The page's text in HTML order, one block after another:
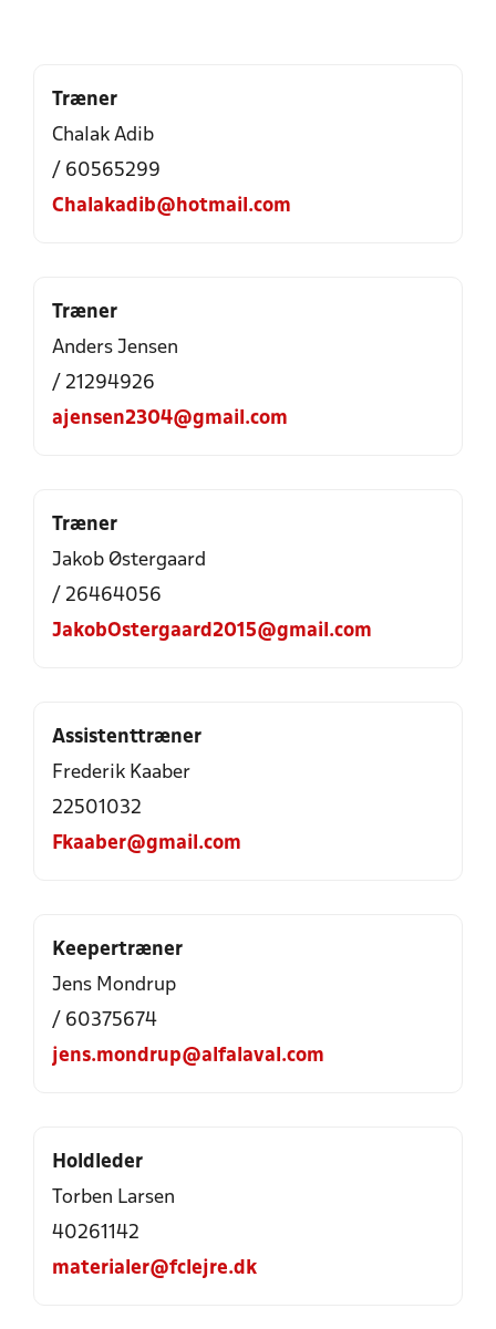
Træner
Chalak Adib
/ 60565299
Chalakadib@hotmail.com
Træner
Anders Jensen
/ 21294926
ajensen2304@gmail.com
Træner
Jakob Østergaard
/ 26464056
JakobOstergaard2015@gmail.com
Assistenttræner
Frederik Kaaber
22501032
Fkaaber@gmail.com
Keepertræner
Jens Mondrup
/ 60375674
jens.mondrup@alfalaval.com
Holdleder
Torben Larsen
40261142
materialer@fclejre.dk